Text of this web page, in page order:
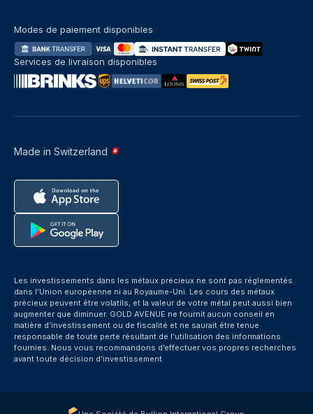
Made in Switzerland
Modes de paiement disponibles
Services de livraison disponibles
Les investissements dans les métaux précieux ne sont pas réglementés
dans l’Union européenne ni au Royaume-Uni. Les cours des métaux
précieux peuvent être volatils, et la valeur de votre métal peut aussi bien
augmenter que diminuer. GOLD AVENUE ne fournit aucun conseil en
matière d’investissement ou de fiscalité et ne saurait être tenue
responsable de toute perte résultant de l’utilisation des informations
fournies. Nous vous recommandons d’effectuer vos propres recherches
avant toute décision d’investissement.